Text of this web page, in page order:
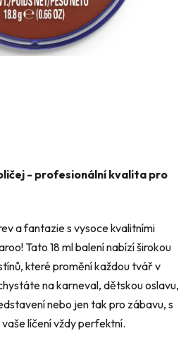
- profesionální kvalita pro
a fantazie s vysoce kvalitními
Tato 18 ml balení nabízí širokou
které promění každou tvář v
na karneval, dětskou oslavu,
nebo jen tak pro zábavu, s
líčení vždy perfektní.